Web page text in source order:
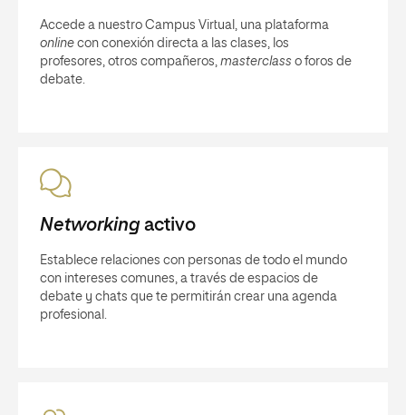
Accede a nuestro Campus Virtual, una plataforma
online con conexión directa a las clases, los
profesores, otros compañeros, masterclass o foros de
debate.
Networkingactivo
Establece relaciones con personas de todo el mundo
con intereses comunes, a través de espacios de
debate y chats que te permitirán crear una agenda
profesional.